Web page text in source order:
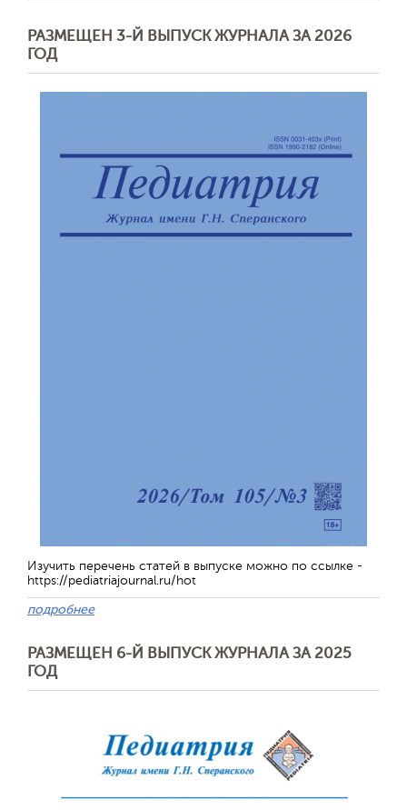
РАЗМЕЩЕН 3-Й ВЫПУСК ЖУРНАЛА ЗА 2026
ГОД
Изучить перечень статей в выпуске можно по ссылке -
https://pediatriajournal.ru/hot
подробнее
РАЗМЕЩЕН 6-Й ВЫПУСК ЖУРНАЛА ЗА 2025
ГОД